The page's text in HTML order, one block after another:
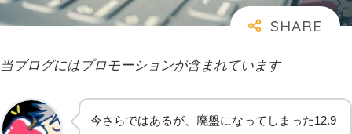
当ブログにはプロモーションが含まれています
今さらではあるが、廃盤になってしまった12.9